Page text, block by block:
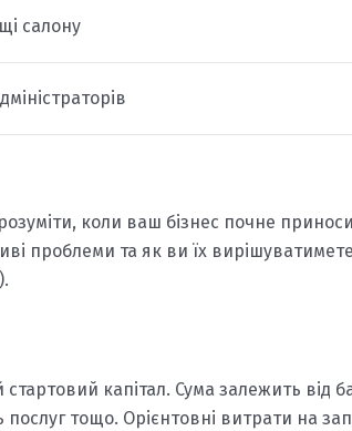
салону
коли ваш бізнес почне
проблеми та як ви їх
капітал. Сума залежить від
тощо. Орієнтовні витрати на